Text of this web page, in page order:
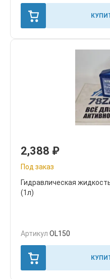
2,388 ₽
Под заказ
Гидравлическая
(1л)
Артикул OL150